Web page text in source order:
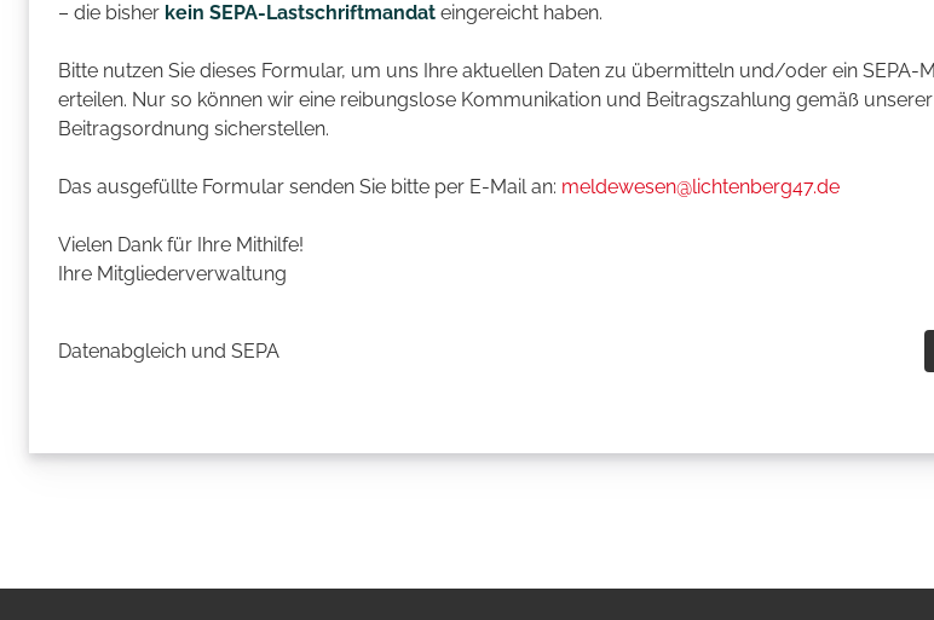
– die bisher kein SEPA-Lastschriftmandat eingereicht haben.
Bitte nutzen Sie dieses Formular, um uns Ihre aktuellen Daten zu übermitteln und/oder ein SEPA-
erteilen. Nur so können wir eine reibungslose Kommunikation und Beitragszahlung gemäß unserer
Beitragsordnung sicherstellen.
Das ausgefüllte Formular senden Sie bitte per E-Mail an: meldewesen@lichtenberg47.de
Vielen Dank für Ihre Mithilfe!
Ihre Mitgliederverwaltung
Datenabgleich und SEPA